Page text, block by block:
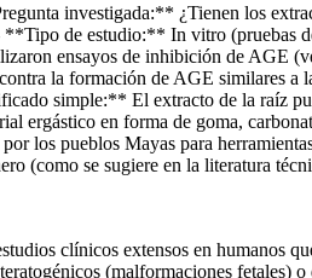
investigada:** ¿Tienen los
de estudio:** In vitro
ensayos de inhibición de AGE
la formación de AGE similares a
simple:** El extracto de la raíz
ergástico en forma de goma,
los pueblos Mayas para
(como se sugiere en la literatura
clínicos extensos en humanos
(malformaciones fetales)